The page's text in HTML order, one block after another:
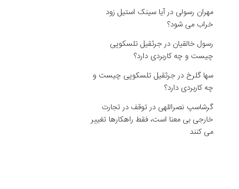
مهران رسولی درآیا سینک استیل زود
خراب می شود؟
رسول خالقیان درجرثقیل تلسکوپی
چیست و چه کاربردی دارد؟
سها گلرخ درجرثقیل تلسکوپی چیست و
چه کاربردی دارد؟
گرشاسپ نصراللهی درتوقف در تجارت
خارجی بی معنا است، فقط راهکارها تغییر
می کنند